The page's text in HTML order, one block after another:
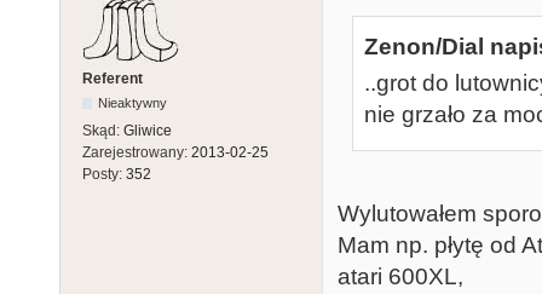
Referent
Nieaktywny
Skąd: Gliwice
Zarejestrowany: 2013-02-25
Posty: 352
Zenon/Dial
..grot do
nie grzało za
Wylutowałem
Mam np. płytę od
atari 600XL,